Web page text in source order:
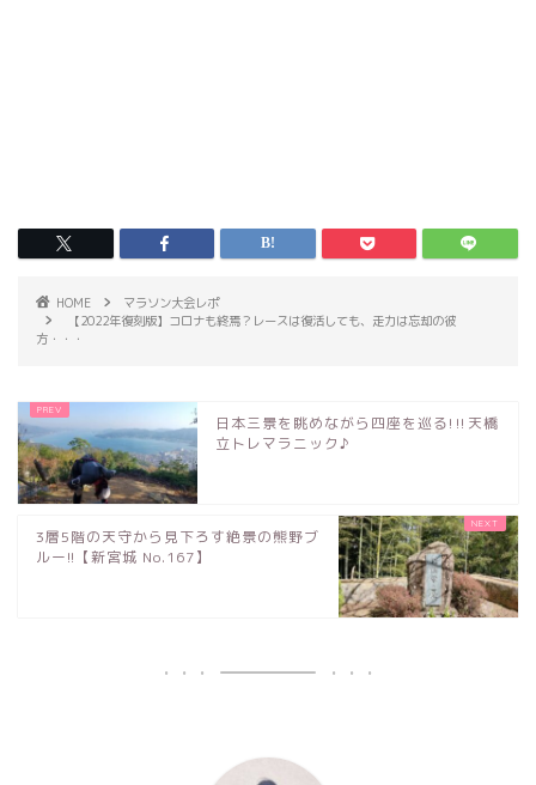
HOME
マラソン大会レポ
【2022年復刻版】コロナも終焉？レースは復活しても、走力は忘却の彼
方・・・
日本三景を眺めながら四座を巡る!‼天橋
立トレマラニック♪
3層5階の天守から見下ろす絶景の熊野ブ
ルー!!【新宮城 No.167】